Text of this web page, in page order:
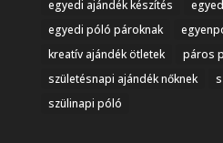
egyedi ajándék készítés
egyedi póló pároknak
kreatív ajándék ötletek
páros
születésnapi ajándék nőknek
szülinapi póló